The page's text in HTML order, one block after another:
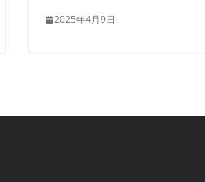
2025年4月9日